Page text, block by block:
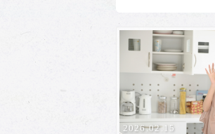
2026.02.15